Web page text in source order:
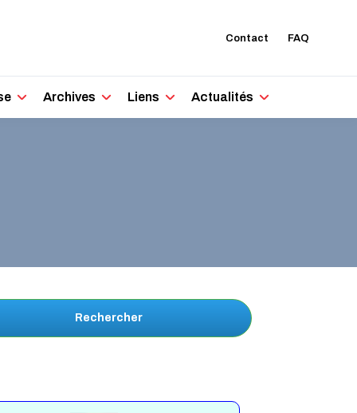
Contact FAQ
Archives Liens Actualités
Rechercher